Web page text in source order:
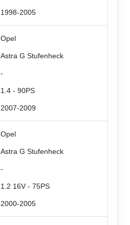
1998-2005
Opel
Astra G Stufenheck
-
1.4 - 90PS
2007-2009
Opel
Astra G Stufenheck
-
1.2 16V - 75PS
2000-2005